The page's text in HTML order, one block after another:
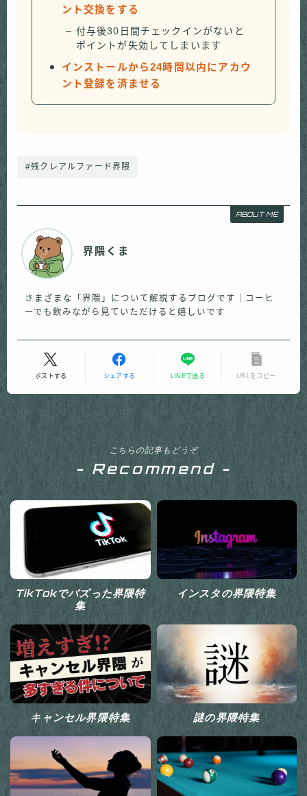
ント交換をする
付与後30日間チェックインがないと
ポイントが失効してしまいます
インストールから24時間以内にアカウ
ント登録を済ませる
#残クレアルファード界隈
ABOUT ME
界隈くま
さまざまな「界隈」について解説するブログです｜コーヒ
ーでも飲みながら見ていただけると嬉しいです
ポストする シェアする LINEで送る URLをコピー
こちらの記事もどうぞ
- Recommend -
TikTokでバズった界隈特
集
インスタの界隈特集
キャンセル界隈特集 謎の界隈特集